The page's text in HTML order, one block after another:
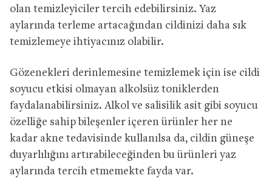
olan temizleyiciler tercih edebilirsiniz. Yaz
aylarında terleme artacağından cildinizi daha sık
temizlemeye ihtiyacınız olabilir.
Gözenekleri derinlemesine temizlemek için ise cildi
soyucu etkisi olmayan alkolsüz toniklerden
faydalanabilirsiniz. Alkol ve salisilik asit gibi soyucu
özelliğe sahip bileşenler içeren ürünler her ne
kadar akne tedavisinde kullanılsa da, cildin güneşe
duyarlılığını artırabileceğinden bu ürünleri yaz
aylarında tercih etmemekte fayda var.